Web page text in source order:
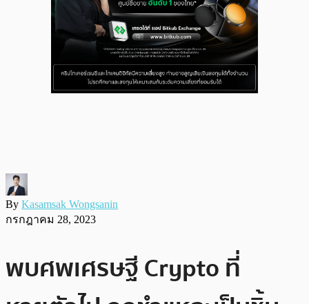
By Kasamsak Wongsanin
กรกฎาคม 28, 2023
พบศพเศรษฐี Crypto ที่